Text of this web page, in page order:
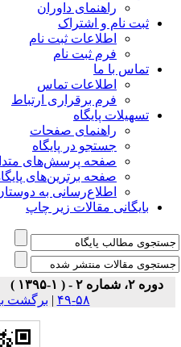
راهنمای داوران
ثبت نام و اشتراک
اطلاعات ثبت نام
فرم ثبت نام
تماس با ما
اطلاعات تماس
فرم برقراری ارتباط
تسهیلات پایگاه
راهنمای صفحات
جستجو در پایگاه
صفحه پرسش‌های
صفحه برترین‌های پایگاه
اطلاع‌رسانی به دوستان
بایگانی مقالات زیر چاپ
دوره ۲، شماره ۲ - ( ۱-۱۳۹۵ )
۵۸-۴۹
|برگشت